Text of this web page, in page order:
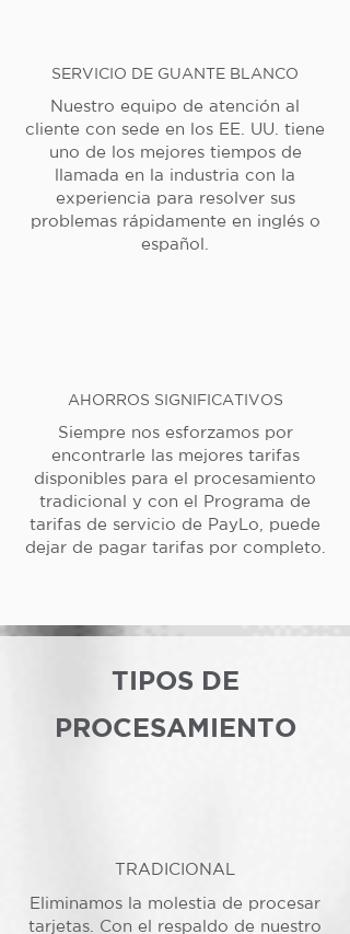
SERVICIO DE GUANTE BLANCO
Nuestro equipo de atención al
cliente con sede en los EE. UU. tiene
uno de los mejores tiempos de
llamada en la industria con la
experiencia para resolver sus
problemas rápidamente en inglés o
español.
AHORROS SIGNIFICATIVOS
Siempre nos esforzamos por
encontrarle las mejores tarifas
disponibles para el procesamiento
tradicional y con el Programa de
tarifas de servicio de PayLo, puede
dejar de pagar tarifas por completo.
TIPOS DE
PROCESAMIENTO
TRADICIONAL
Eliminamos la molestia de procesar
tarjetas. Con el respaldo de nuestro